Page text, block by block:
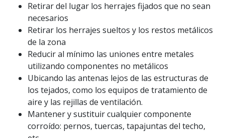
Retirar del lugar los herrajes fijados que no sean
necesarios
Retirar los herrajes sueltos y los restos metálicos
de la zona
Reducir al mínimo las uniones entre metales
utilizando componentes no metálicos
Ubicando las antenas lejos de las estructuras de
los tejados, como los equipos de tratamiento de
aire y las rejillas de ventilación.
Mantener y sustituir cualquier componente
corroído: pernos, tuercas, tapajuntas del techo,